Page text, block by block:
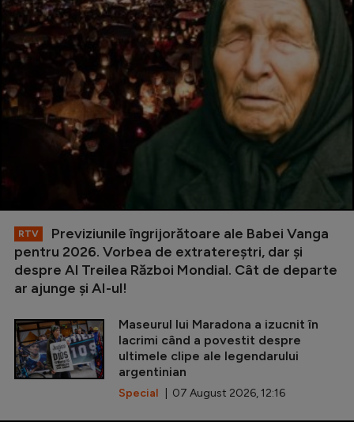
RTV
Previziunile îngrijorătoare ale Babei Vanga
pentru 2026. Vorbea de extratereștri, dar și
despre Al Treilea Război Mondial. Cât de departe
ar ajunge și AI-ul!
Maseurul lui Maradona a izucnit în
lacrimi când a povestit despre
ultimele clipe ale legendarului
argentinian
Special | 07 August 2026, 12:16